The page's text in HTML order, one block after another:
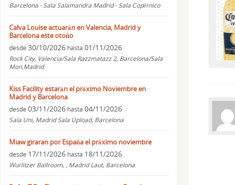
Barcelona - Sala Salamandra Madrid - Sala Copérnico
Calva Louise actuarán en Valencia, Madrid y
Barcelona este otoño
desde 30/10/2026 hasta 01/11/2026
Rock City, Valencia/Sala Razzmatazz 2, Barcelona/Sala
Mon,Madrid
Kiss Facility estarán el próximo Noviembre en
Madrid y Barcelona
desde 03/11/2026 hasta 04/11/2026
Sala Uni, Madrid Sala Upload, Barcelona
Miaw giraran por España el próximo noviembre
desde 17/11/2026 hasta 18/11/2026
Wurlitzer Ballroom, , Madrid Laut, Barcelona